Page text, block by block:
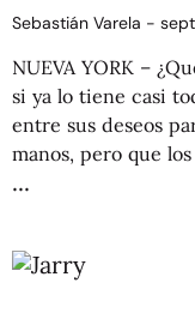
Sebastián Varela
NUEVA YORK –
si ya lo tiene casi
entre sus deseos
manos, pero que